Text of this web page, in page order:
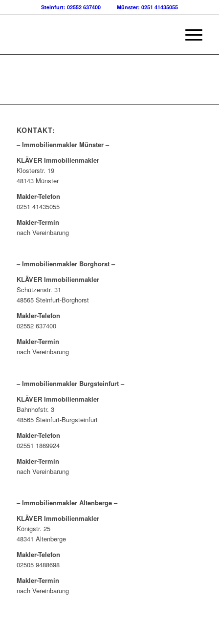
Steinfurt: 02552 637400 Münster: 0251 41435055
KONTAKT:
– Immobilienmakler Münster –
KLÄVER Immobilienmakler
Klosterstr. 19
48143 Münster
Makler-Telefon
0251 41435055
Makler-Termin
nach Vereinbarung
– Immobilienmakler Borghorst –
KLÄVER Immobilienmakler
Schützenstr. 31
48565 Steinfurt-Borghorst
Makler-Telefon
02552 637400
Makler-Termin
nach Vereinbarung
– Immobilienmakler Burgsteinfurt –
KLÄVER Immobilienmakler
Bahnhofstr. 3
48565 Steinfurt-Burgsteinfurt
Makler-Telefon
02551 1869924
Makler-Termin
nach Vereinbarung
– Immobilienmakler Altenberge –
KLÄVER Immobilienmakler
Königstr. 25
48341 Altenberge
Makler-Telefon
02505 9488698
Makler-Termin
nach Vereinbarung